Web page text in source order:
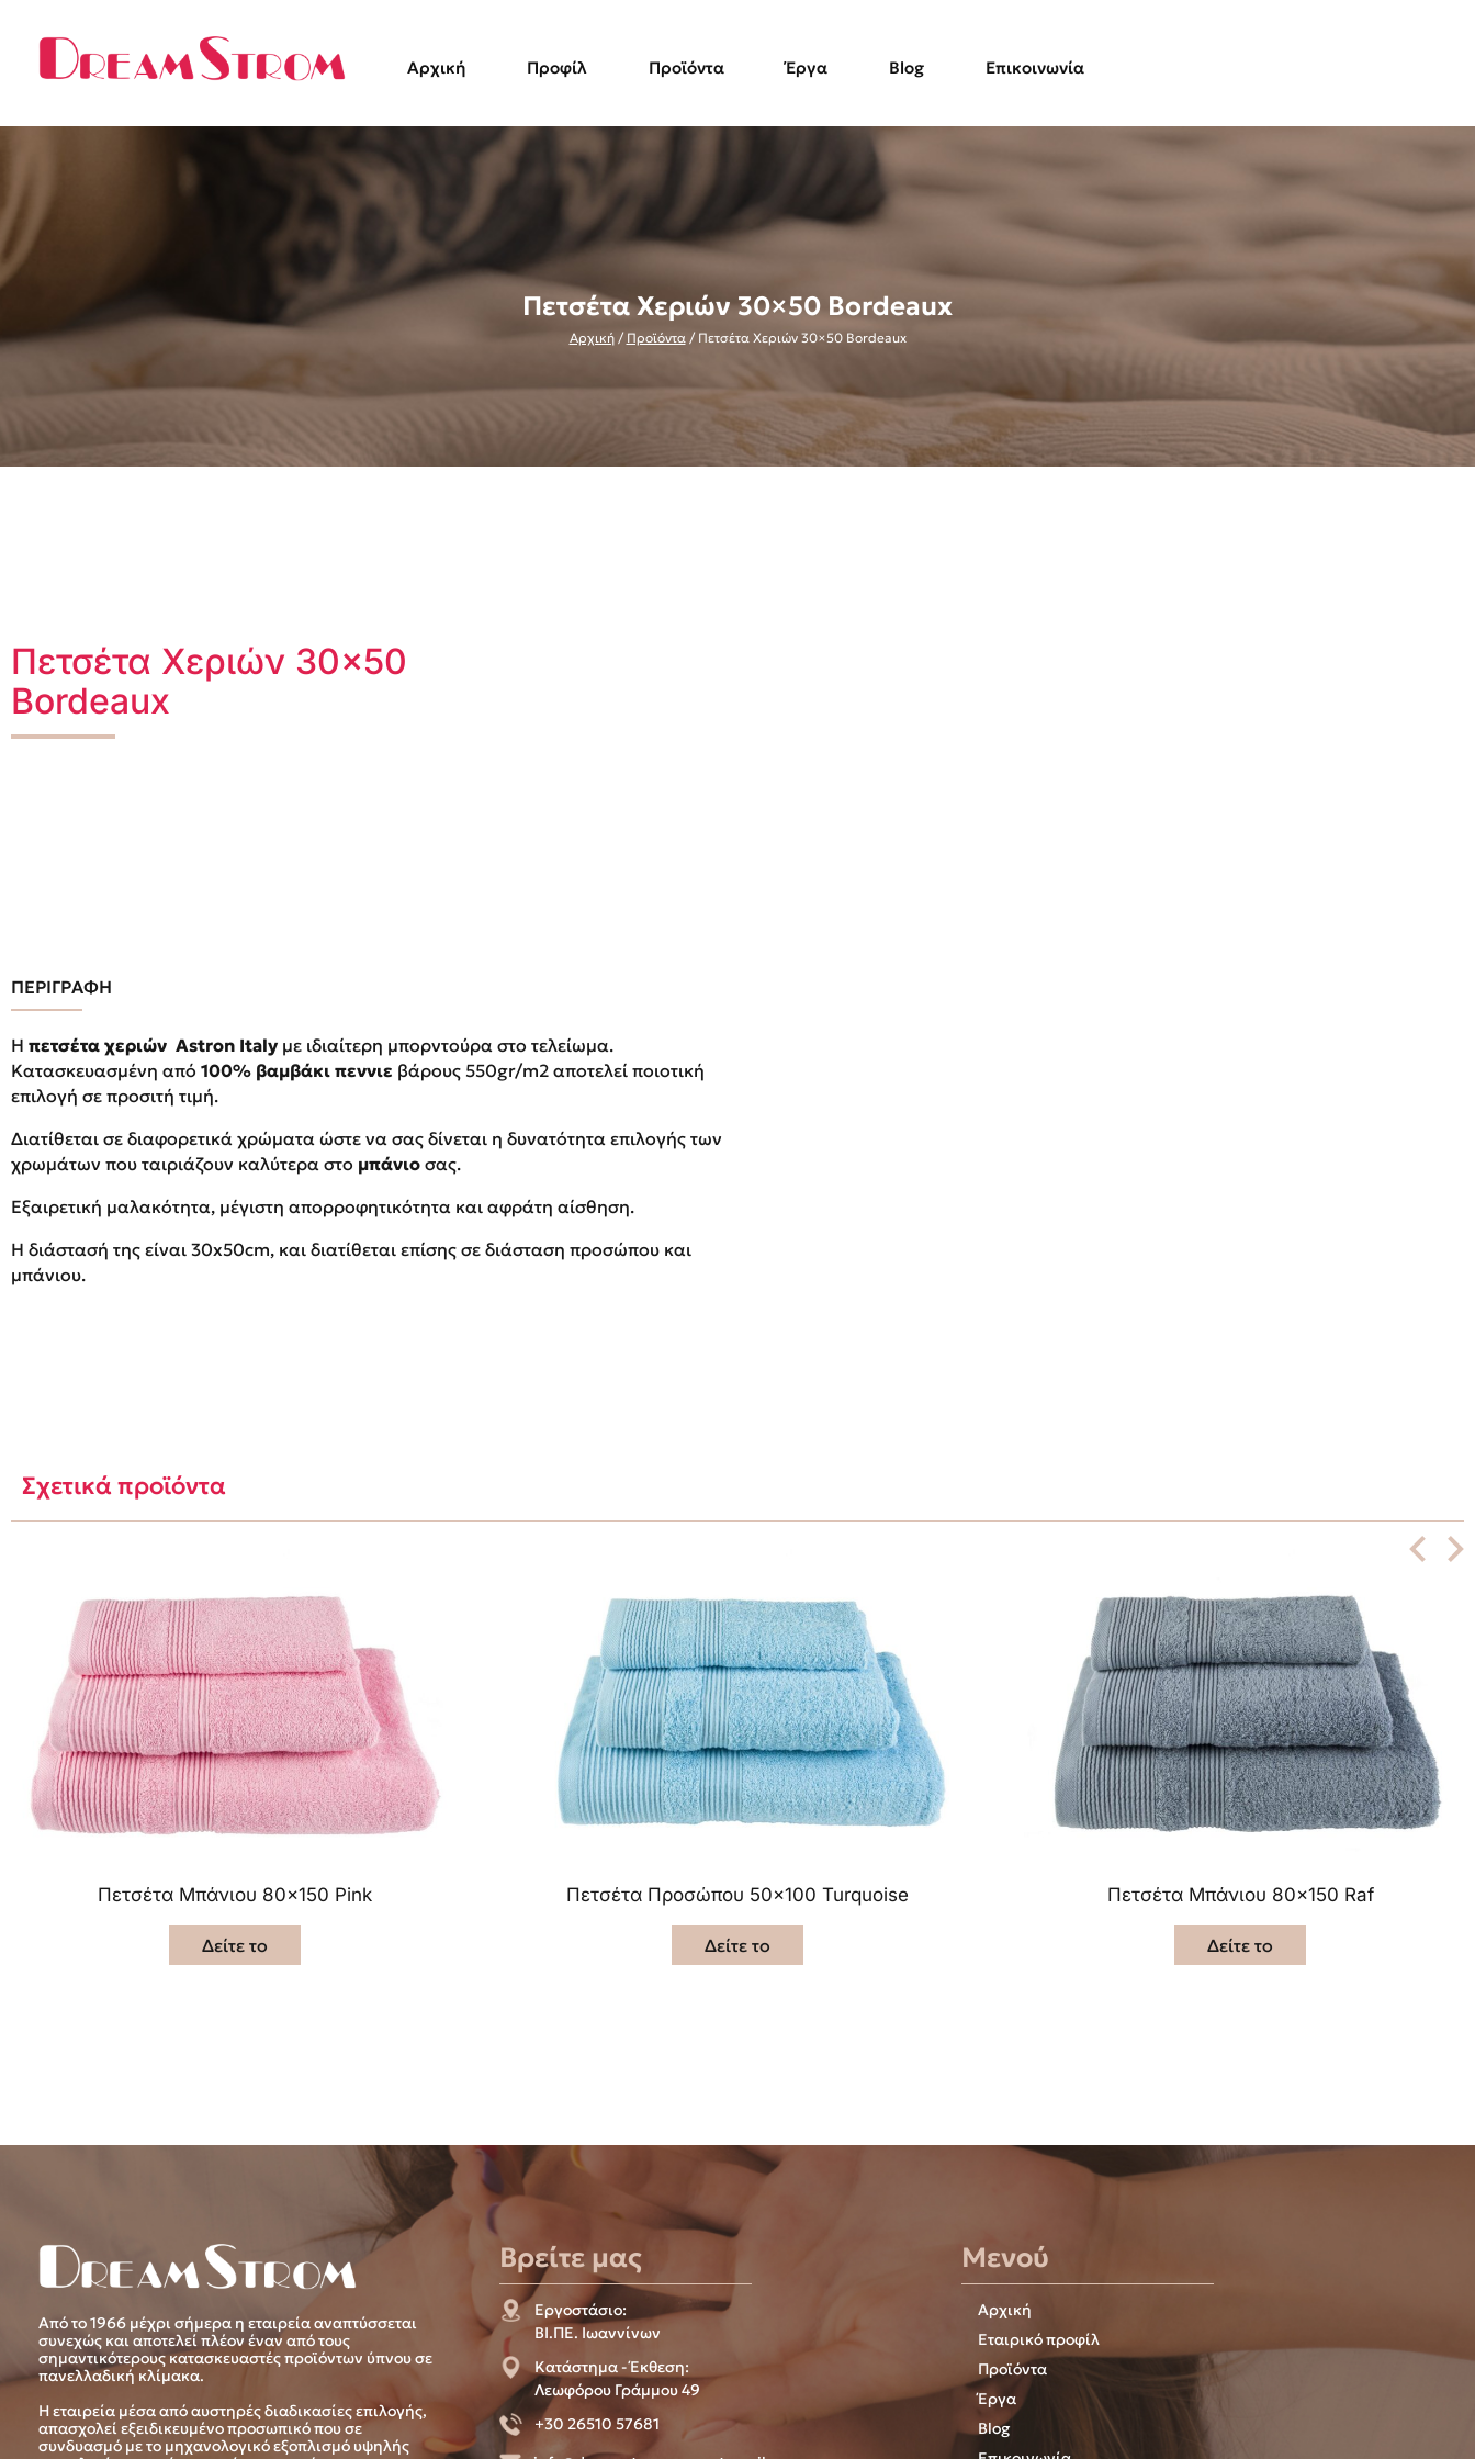
Αρχική Προφίλ Προϊόντα Έργα Blog Επικοινωνία
Πετσέτα Χεριών 30×50 Bordeaux
Αρχική/ Προϊόντα/ Πετσέτα Χεριών 30×50 Bordeaux
Πετσέτα Χεριών 30×50
Bordeaux
ΠΕΡΙΓΡΑΦΗ
Η πετσέτα χεριών Αstron Italy με ιδιαίτερη μπορντούρα στο τελείωμα.
Κατασκευασμένη από 100% βαμβάκι πεννιε βάρους 550gr/m2 αποτελεί ποιοτική
επιλογή σε προσιτή τιμή.
Διατίθεται σε διαφορετικά χρώματα ώστε να σας δίνεται η δυνατότητα επιλογής των
χρωμάτων που ταιριάζουν καλύτερα στο μπάνιο σας.
Εξαιρετική μαλακότητα, μέγιστη απορροφητικότητα και αφράτη αίσθηση.
Η διάστασή της είναι 30x50cm, και διατίθεται επίσης σε διάσταση προσώπου και
μπάνιου.
Σχετικά προϊόντα
Πετσέτα Μπάνιου 80×150 Pink
Δείτε το
Πετσέτα Προσώπου 50×100 Turquoise
Δείτε το
Πετσέτα Μπάνιου 80×150 Raf
Δείτε το
Από το 1966 μέχρι σήμερα η εταιρεία αναπτύσσεται
συνεχώς και αποτελεί πλέον έναν από τους
σημαντικότερους κατασκευαστές προϊόντων ύπνου σε
πανελλαδική κλίμακα.
Η εταιρεία μέσα από αυστηρές διαδικασίες επιλογής,
απασχολεί εξειδικευμένο προσωπικό που σε
συνδυασμό με το μηχανολογικό εξοπλισμό υψηλής
Βρείτε μας
Εργοστάσιο:
ΒΙ.ΠΕ. Ιωαννίνων
Κατάστημα - Έκθεση:
Λεωφόρου Γράμμου 49
+30 26510 57681
Μενού
Αρχική
Εταιρικό προφίλ
Προϊόντα
Έργα
Blog